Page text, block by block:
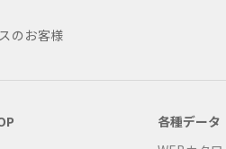
のお客様
各種データ